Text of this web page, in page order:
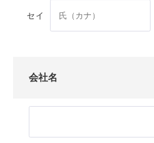
セイ
会社名